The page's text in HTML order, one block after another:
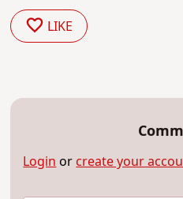
LIKE
Login or create your